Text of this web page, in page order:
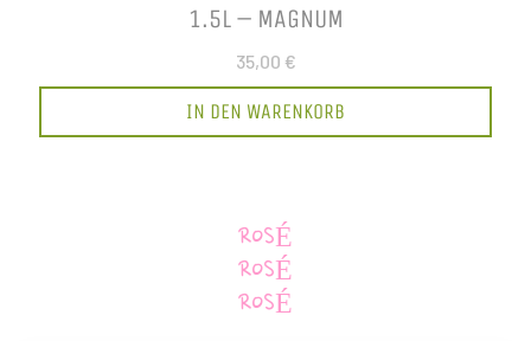
1.5L – MAGNUM
35,00 €
IN DEN WARENKORB
ROSÉ
ROSÉ
ROSÉ